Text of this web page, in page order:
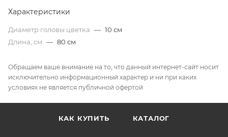
Характеристики
Диаметр головы цветка — 10 см
Длина, см — 80 см
Обращаем ваше внимание на то, что данный интернет-сайт носит
исключительно информационный характер и ни при каких
условиях не является публичной офертой
КАК КУПИТЬ КАТАЛОГ